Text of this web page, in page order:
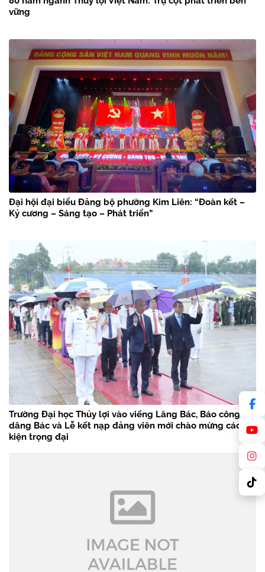
vững
Đại hội đại biểu Đảng bộ phường Kim Liên: “Đoàn kết –
Kỷ cương – Sáng tạo – Phát triển”
Trường Đại học Thủy lợi vào viếng Lăng Bác, Báo công
dâng Bác và Lễ kết nạp đảng viên mới chào mừng các sự
kiện trọng đại